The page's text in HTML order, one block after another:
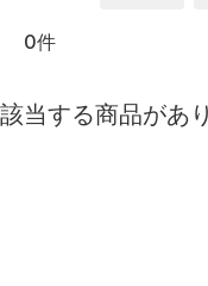
0件
該当する商品があ